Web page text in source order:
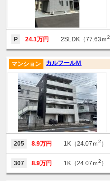
P 24.1万円 2SLDK（77.63ｍ2
カルフールＭ
マンション
205 8.9万円 1K（24.07ｍ2 ）
307 8.9万円 1K（24.07ｍ2 ）